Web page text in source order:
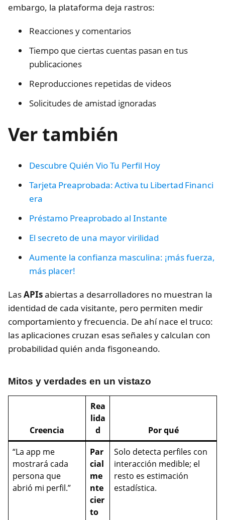
embargo, la plataforma deja rastros:
Reacciones y comentarios
Tiempo que ciertas cuentas pasan en tus
publicaciones
Reproducciones repetidas de videos
Solicitudes de amistad ignoradas
Ver también
Descubre Quién Vio Tu Perfil Hoy
Tarjeta Preaprobada: Activa tu Libertad Financi
era
Préstamo Preaprobado al Instante
El secreto de una mayor virilidad
Aumente la confianza masculina: ¡más fuerza,
más placer!
LasAPIsabiertas a desarrolladores no muestran la
identidad de cada visitante, pero permiten medir
comportamiento y frecuencia. De ahí nace el truco:
las aplicaciones cruzan esas señales y calculan con
probabilidad quién anda fisgoneando.
Mitos y verdades en un vistazo
Creencia
Rea
lida
d
Por qué
“La app me
mostrará cada
persona que
abrió mi perfil.”
Par
cial
me
nte
cier
to
Solo detecta perfiles con
interacción medible; el
resto es estimación
estadística.